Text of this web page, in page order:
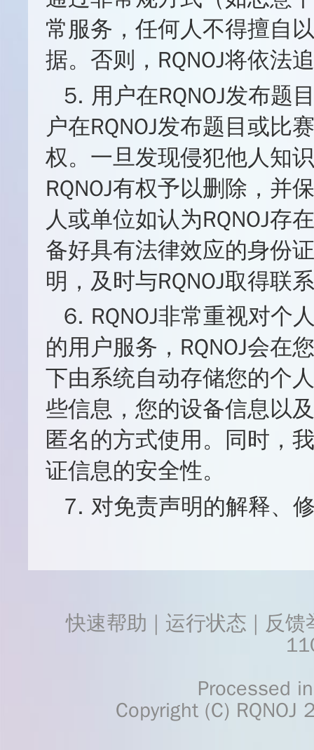
常服务，任何人不得擅自
据。否则，RQNOJ将依法
5. 用户在RQNOJ发布题
户在RQNOJ发布题目或比
权。一旦发现侵犯他人知
RQNOJ有权予以删除，并
人或单位如认为RQNOJ存
备好具有法律效应的身份
明，及时与RQNOJ取得联
6. RQNOJ非常重视对个
的用户服务，RQNOJ会在
下由系统自动存储您的个
些信息，您的设备信息以
匿名的方式使用。同时，
证信息的安全性。
7. 对免责声明的解释、
快速帮助 | 运行状态 | 反馈